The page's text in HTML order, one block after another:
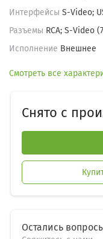
Интерфейсы S-Video;
Разъемы RCA; S-Video
Исполнение Внешнее
Смотреть все
Снято с
Остались